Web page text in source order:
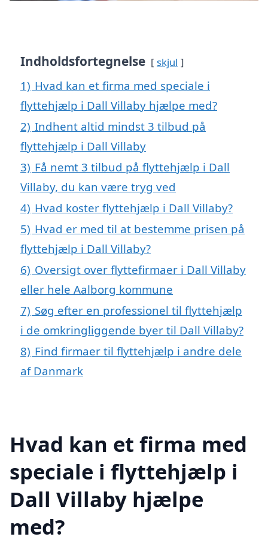
Indholdsfortegnelse skjul
1) Hvad kan et firma med speciale i
flyttehjælp i Dall Villaby hjælpe med?
2) Indhent altid mindst 3 tilbud på
flyttehjælp i Dall Villaby
3) Få nemt 3 tilbud på flyttehjælp i Dall
Villaby, du kan være tryg ved
4) Hvad koster flyttehjælp i Dall Villaby?
5) Hvad er med til at bestemme prisen på
flyttehjælp i Dall Villaby?
6) Oversigt over flyttefirmaer i Dall Villaby
eller hele Aalborg kommune
7) Søg efter en professionel til flyttehjælp
i de omkringliggende byer til Dall Villaby?
8) Find firmaer til flyttehjælp i andre dele
af Danmark
Hvad kan et firma med
speciale i flyttehjælp i
Dall Villaby hjælpe
med?